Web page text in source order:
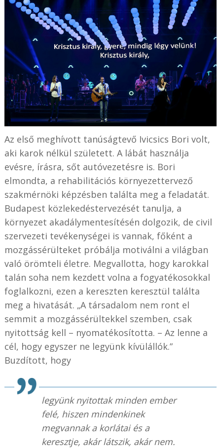
Az első meghívott tanúságtevő Ivicsics Bori volt,
aki karok nélkül született. A lábát használja
evésre, írásra, sőt autóvezetésre is. Bori
elmondta, a rehabilitációs környezettervező
szakmérnöki képzésben találta meg a feladatát.
Budapest közlekedéstervezését tanulja, a
környezet akadálymentesítésén dolgozik, de civil
szervezeti tevékenységei is vannak, főként a
mozgássérülteket próbálja motiválni a világban
való örömteli életre. Megvallotta, hogy karokkal
talán soha nem kezdett volna a fogyatékosokkal
foglalkozni, ezen a kereszten keresztül találta
meg a hivatását. „A társadalom nem ront el
semmit a mozgássérültekkel szemben, csak
nyitottság kell – nyomatékosította. – Az lenne a
cél, hogy egyszer ne legyünk kívülállók.”
Buzdított, hogy
legyünk nyitottak minden ember
felé, hiszen mindenkinek
megvannak a korlátai és a
keresztje, akár látszik, akár nem.